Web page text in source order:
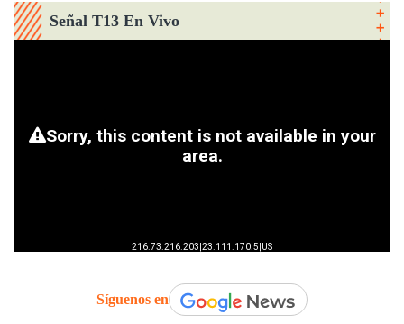
Señal T13 En Vivo
Síguenos en